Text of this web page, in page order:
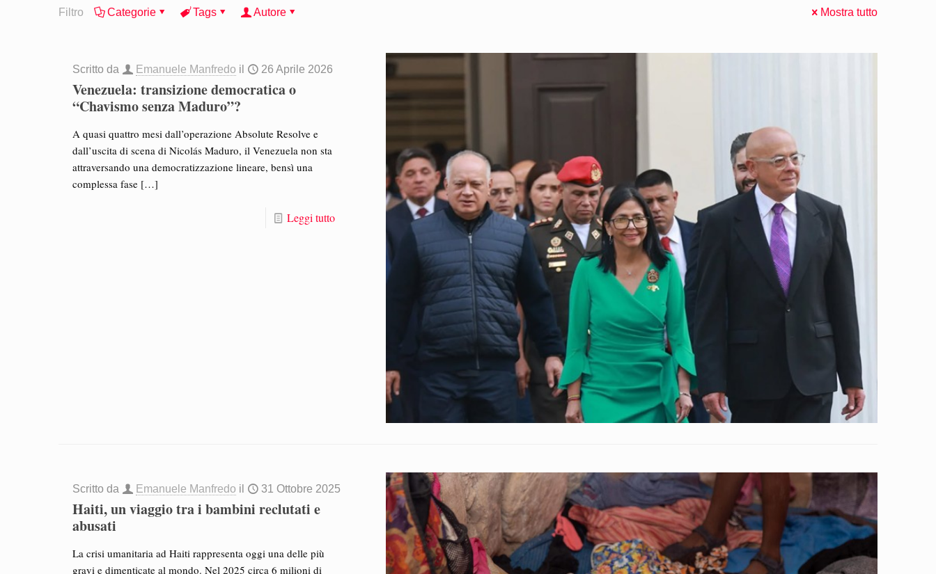
Filtro Categorie Tags Autore Mostra tutto
Scritto da Emanuele Manfredo il 26 Aprile 2026
Venezuela: transizione democratica o
“Chavismo senza Maduro”?
A quasi quattro mesi dall’operazione Absolute Resolve e
dall’uscita di scena di Nicolás Maduro, il Venezuela non sta
attraversando una democratizzazione lineare, bensì una
complessa fase […]
Leggi tutto
Scritto da Emanuele Manfredo il 31 Ottobre 2025
Haiti, un viaggio tra i bambini reclutati e
abusati
La crisi umanitaria ad Haiti rappresenta oggi una delle più
gravi e dimenticate al mondo. Nel 2025 circa 6 milioni di